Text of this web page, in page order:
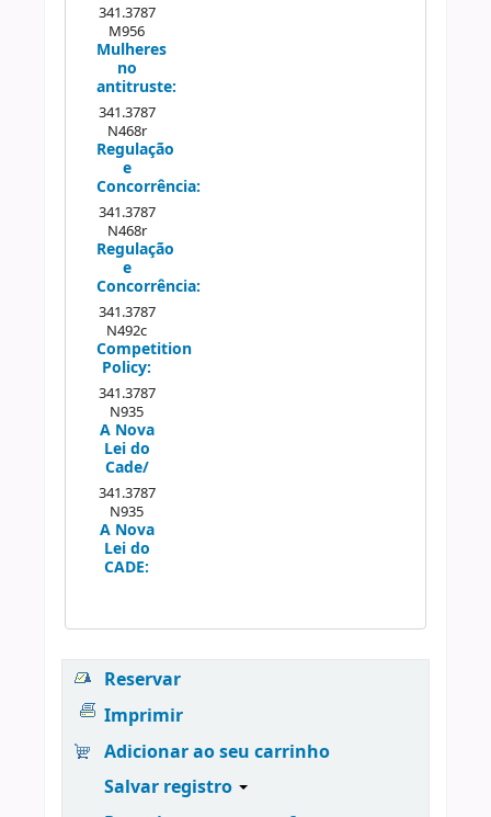
341.3787
M956
Mulheres
no
antitruste:
341.3787
N468r
Regulação
e
Concorrência:
341.3787
N468r
Regulação
e
Concorrência:
341.3787
N492c
Competition
Policy:
341.3787
N935
A Nova
Lei do
Cade/
341.3787
N935
A Nova
Lei do
CADE:
Reservar
Imprimir
Adicionar ao seu carrinho
Salvar registro